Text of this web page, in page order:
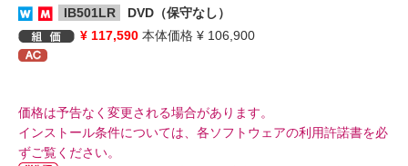
IB501LR
DVD（保守なし）
¥ 117,590 本体価格 ¥ 106,900
価格は予告なく変更される場合があります。
インストール条件については、各ソフトウェアの利用許諾書を必
ずご覧ください。